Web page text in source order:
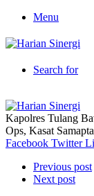
Menu
Search for
Kapolres Tulang
Ops, Kasat
Facebook Twitter
Previous post
Next post